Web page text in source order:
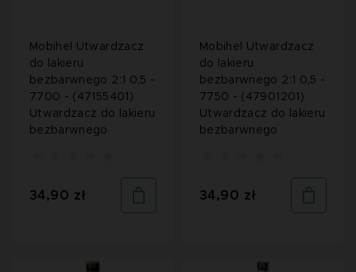
Mobihel Utwardzacz
do lakieru
bezbarwnego 2:1 0,5 -
7700 - (47155401)
Utwardzacz do lakieru
bezbarwnego
34,90 zł
Mobihel Utwardzacz
do lakieru
bezbarwnego 2:1 0,5 -
7750 - (47901201)
Utwardzacz do lakieru
bezbarwnego
34,90 zł